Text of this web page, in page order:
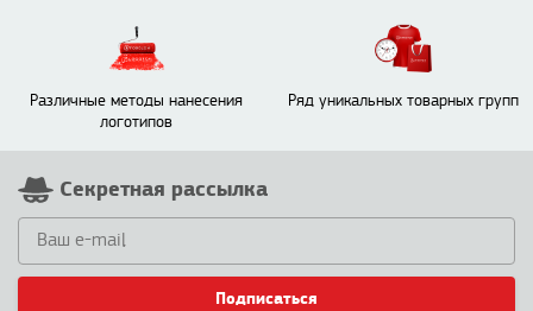
Различные методы нанесения
логотипов
Ряд уникальных товарных групп
Секретная рассылка
Подписаться